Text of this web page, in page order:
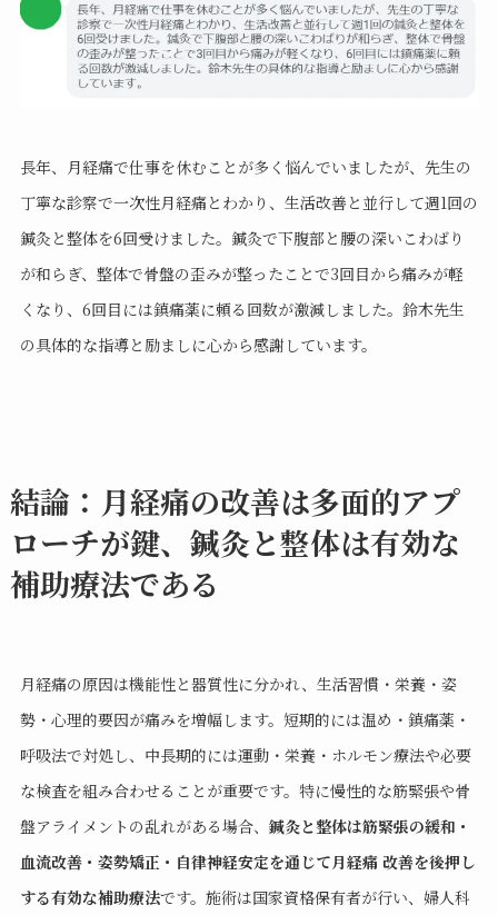
長年、月経痛で仕事を休むことが多く悩んでいましたが、先生の
丁寧な診察で一次性月経痛とわかり、生活改善と並行して週1回の
鍼灸と整体を6回受けました。鍼灸で下腹部と腰の深いこわばり
が和らぎ、整体で骨盤の歪みが整ったことで3回目から痛みが軽
くなり、6回目には鎮痛薬に頼る回数が激減しました。鈴木先生
の具体的な指導と励ましに心から感謝しています。
結論：月経痛の改善は多面的アプ
ローチが鍵、鍼灸と整体は有効な
補助療法である
月経痛の原因は機能性と器質性に分かれ、生活習慣・栄養・姿
勢・心理的要因が痛みを増幅します。短期的には温め・鎮痛薬・
呼吸法で対処し、中長期的には運動・栄養・ホルモン療法や必要
な検査を組み合わせることが重要です。特に慢性的な筋緊張や骨
盤アライメントの乱れがある場合、 鍼灸と整体は筋緊張の緩和・
血流改善・姿勢矯正・自律神経安定を通じて月経痛 改善を後押し
する有効な補助療法です。施術は国家資格保有者が行い、婦人科